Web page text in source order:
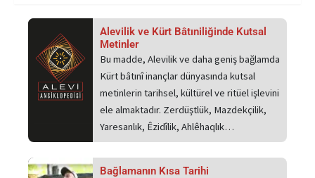
Alevilik ve Kürt Bâtıniliğinde Kutsal
Metinler
Bu madde, Alevilik ve daha geniş bağlamda
Kürt bâtınî inançlar dünyasında kutsal
metinlerin tarihsel, kültürel ve ritüel işlevini
ele almaktadır. Zerdüştlük, Mazdekçilik,
Yaresanlık, Êzidîlik, Ahlêhaqlık…
Bağlamanın Kısa Tarihi
SayfaSayfaSayfa Sayfa